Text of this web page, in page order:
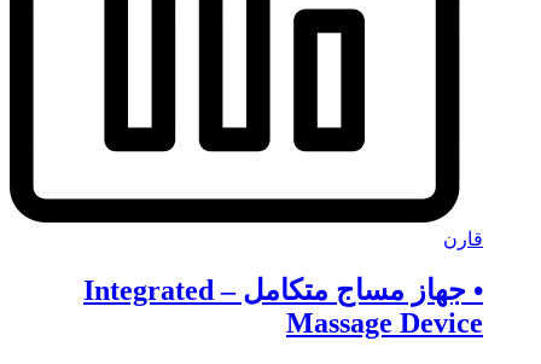
قارن
• جهاز مساج متكامل – Integrated
Massage Device